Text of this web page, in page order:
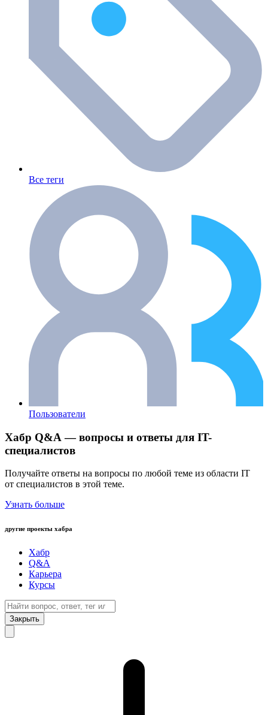
Все теги
Пользователи
Хабр Q&A — вопросы и ответы для IT-
специалистов
Получайте ответы на вопросы по любой теме из области IT
от специалистов в этой теме.
Узнать больше
другие проекты хабра
Хабр
Q&A
Карьера
Курсы
Закрыть